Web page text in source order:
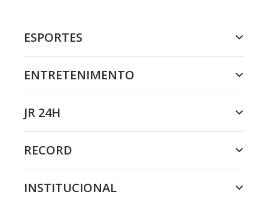
ESPORTES
ENTRETENIMENTO
JR 24H
RECORD
INSTITUCIONAL